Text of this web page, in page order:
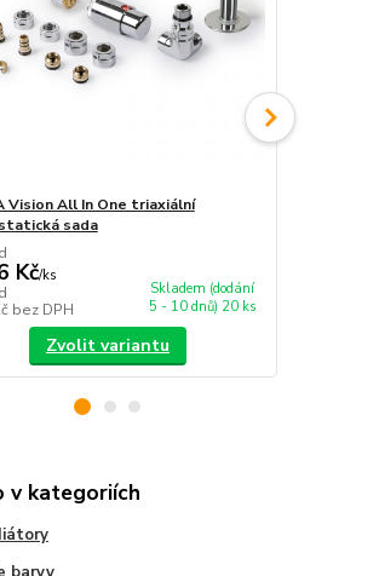
Vision All In One triaxiální
sada
Kč/ks
bez DPH
Skladem (dodání
5 - 10 dnů) 20 ks
Zvolit variantu
v kategoriích